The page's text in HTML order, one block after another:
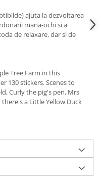
ajuta la dezvoltarea
mana-ochi si a
de relaxare, dar si de
Tree Farm in this
130 stickers. Scenes to
Curly the pig's pen, Mrs
a Little Yellow Duck